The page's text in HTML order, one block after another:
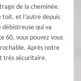
de la cheminée.
toit, et l’autre depuis
débistreuse qui va
60, vous pouvez vous
Après notre
très sécuritaire.